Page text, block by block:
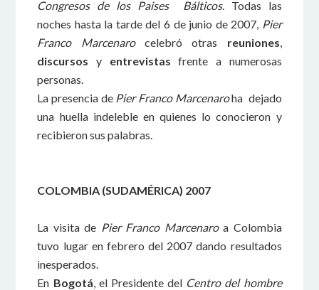
Congresos de los Paises Bálticos. Todas las
noches hasta la tarde del 6 de junio de 2007, Pier
Franco Marcenarocelebró otras reuniones,
discursos y entrevistas frente a numerosas
personas.
La presencia de Pier Franco Marcenaroha dejado
una huella indeleble en quienes lo conocieron y
recibieron sus palabras.
COLOMBIA (SUDAMÉRICA) 2007
La visita de Pier Franco Marcenaroa Colombia
tuvo lugar en febrero del 2007 dando resultados
inesperados.
En Bogotá, el Presidente del Centro del hombre